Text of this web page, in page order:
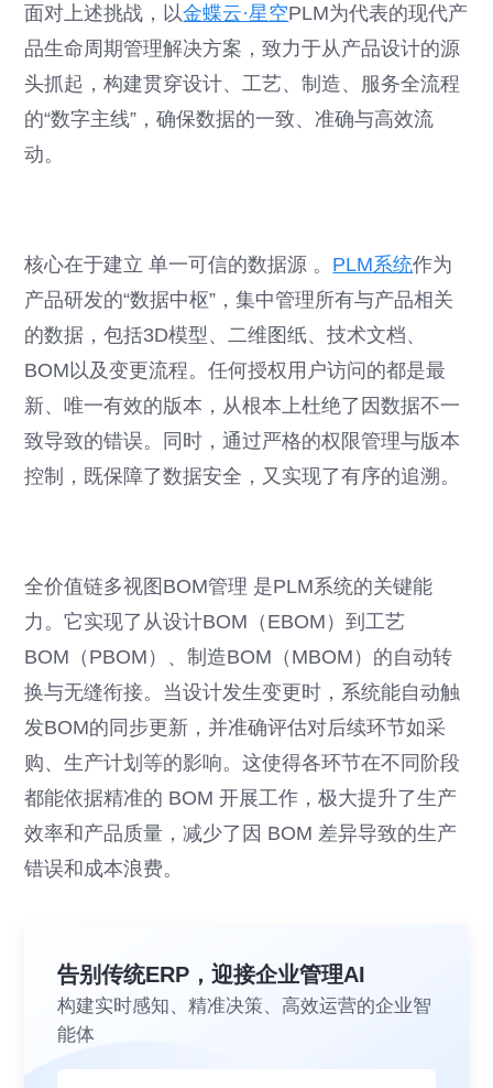
面对上述挑战，以金蝶云·星空PLM为代表的现代产
品生命周期管理解决方案，致力于从产品设计的源
头抓起，构建贯穿设计、工艺、制造、服务全流程
的“数字主线”，确保数据的一致、准确与高效流
动。
核心在于建立 单一可信的数据源 。 PLM系统作为
产品研发的“数据中枢”，集中管理所有与产品相关
的数据，包括3D模型、二维图纸、技术文档、
BOM以及变更流程。任何授权用户访问的都是最
新、唯一有效的版本，从根本上杜绝了因数据不一
致导致的错误。同时，通过严格的权限管理与版本
控制，既保障了数据安全，又实现了有序的追溯。
全价值链多视图BOM管理 是PLM系统的关键能
力。它实现了从设计BOM（EBOM）到工艺
BOM（PBOM）、制造BOM（MBOM）的自动转
换与无缝衔接。当设计发生变更时，系统能自动触
发BOM的同步更新，并准确评估对后续环节如采
购、生产计划等的影响。这使得各环节在不同阶段
都能依据精准的 BOM 开展工作，极大提升了生产
效率和产品质量，减少了因 BOM 差异导致的生产
错误和成本浪费。
告别传统ERP，迎接企业管理AI
构建实时感知、精准决策、高效运营的企业智
能体